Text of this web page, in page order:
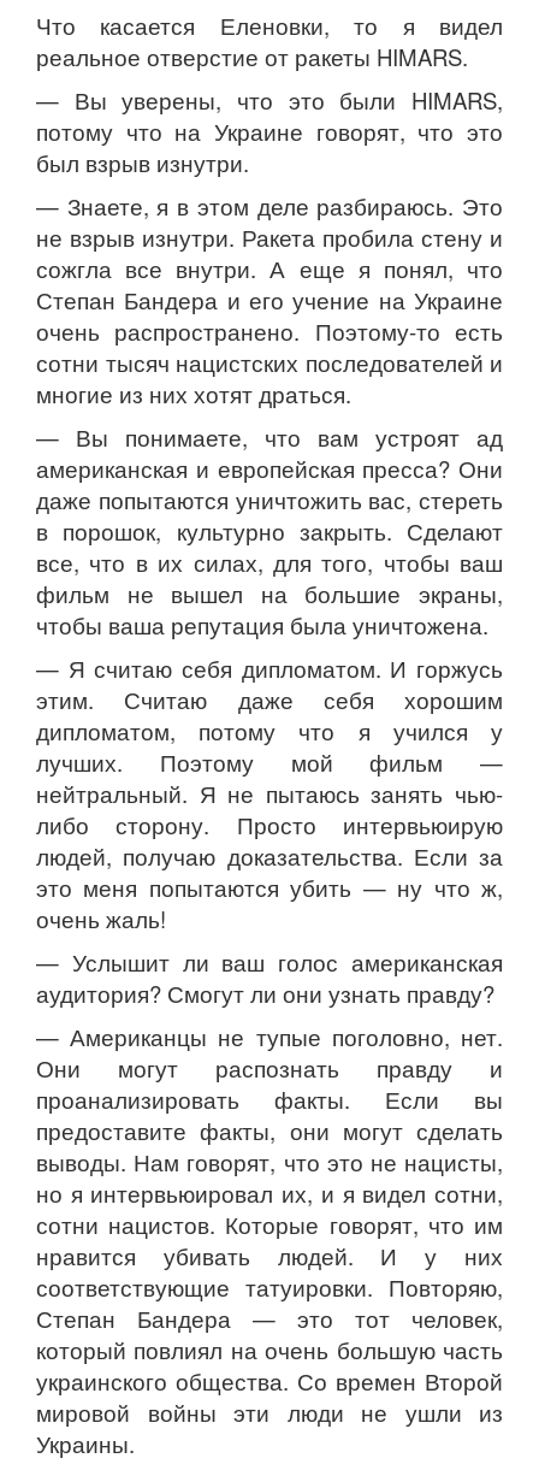
Что касается Еленовки, то я видел
реальное отверстие от ракеты HIMARS.
— Вы уверены, что это были HIMARS,
потому что на Украине говорят, что это
был взрыв изнутри.
— Знаете, я в этом деле разбираюсь. Это
не взрыв изнутри. Ракета пробила стену и
сожгла все внутри. А еще я понял, что
Степан Бандера и его учение на Украине
очень распространено. Поэтому-то есть
сотни тысяч нацистских последователей и
многие из них хотят драться.
— Вы понимаете, что вам устроят ад
американская и европейская пресса? Они
даже попытаются уничтожить вас, стереть
в порошок, культурно закрыть. Сделают
все, что в их силах, для того, чтобы ваш
фильм не вышел на большие экраны,
чтобы ваша репутация была уничтожена.
— Я считаю себя дипломатом. И горжусь
этим. Считаю даже себя хорошим
дипломатом, потому что я учился у
лучших. Поэтому мой фильм —
нейтральный. Я не пытаюсь занять чью-
либо сторону. Просто интервьюирую
людей, получаю доказательства. Если за
это меня попытаются убить — ну что ж,
очень жаль!
— Услышит ли ваш голос американская
аудитория? Смогут ли они узнать правду?
— Американцы не тупые поголовно, нет.
Они могут распознать правду и
проанализировать факты. Если вы
предоставите факты, они могут сделать
выводы. Нам говорят, что это не нацисты,
но я интервьюировал их, и я видел сотни,
сотни нацистов. Которые говорят, что им
нравится убивать людей. И у них
соответствующие татуировки. Повторяю,
Степан Бандера — это тот человек,
который повлиял на очень большую часть
украинского общества. Со времен Второй
мировой войны эти люди не ушли из
Украины.